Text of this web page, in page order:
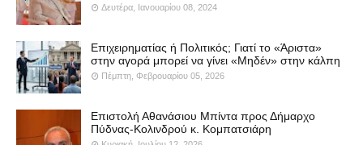
Δευτέρα, Ιανουαρίου 08, 2024
Επιχειρηματίας ή Πολιτικός; Γιατί το «Άριστα»
στην αγορά μπορεί να γίνει «Μηδέν» στην κάλπη
Πέμπτη, Φεβρουαρίου 05, 2026
Επιστολή Αθανάσιου Μπίντα προς Δήμαρχο
Πύδνας-Κολινδρού κ. Κομπατσιάρη